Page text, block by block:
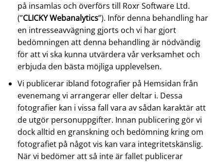
på insamlas och överförs till Roxr Software Ltd.
(”CLICKY Webanalytics”). Inför denna behandling har
en intresseavvägning gjorts och vi har gjort
bedömningen att denna behandling är nödvändig
för att vi ska kunna utvärdera vår verksamhet och
erbjuda den bästa möjliga upplevelsen.
Vi publicerar ibland fotografier på Hemsidan från
evenemang vi arrangerar eller deltar i. Dessa
fotografier kan i vissa fall vara av sådan karaktär att
de utgör personuppgifter. Innan publicering gör vi
dock alltid en granskning och bedömning kring om
fotografiet på något vis kan vara integritetskänslig.
När vi bedömer att så inte är fallet publicerar